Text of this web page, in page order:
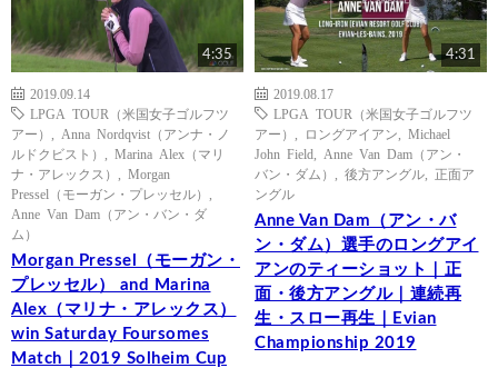
4:35
2019.09.14
LPGA TOUR（米国女子ゴルフツ
アー）
Anna Nordqvist（アンナ・ノ
ルドクビスト）
Marina Alex（マリ
ナ・アレックス）
Morgan
Pressel（モーガン・プレッセル）
Anne Van Dam（アン・バン・ダ
ム）
Morgan Pressel（モーガン・
プレッセル） and Marina
Alex（マリナ・アレックス）
win Saturday Foursomes
Match｜2019 Solheim Cup
4:31
2019.08.17
LPGA TOUR（米国女子ゴルフツ
アー）
ロングアイアン
Michael
John Field
Anne Van Dam（アン・
バン・ダム）
後方アングル
正面ア
ングル
Anne Van Dam（アン・バ
ン・ダム）選手のロングアイ
アンのティーショット｜正
面・後方アングル｜連続再
生・スロー再生｜Evian
Championship 2019